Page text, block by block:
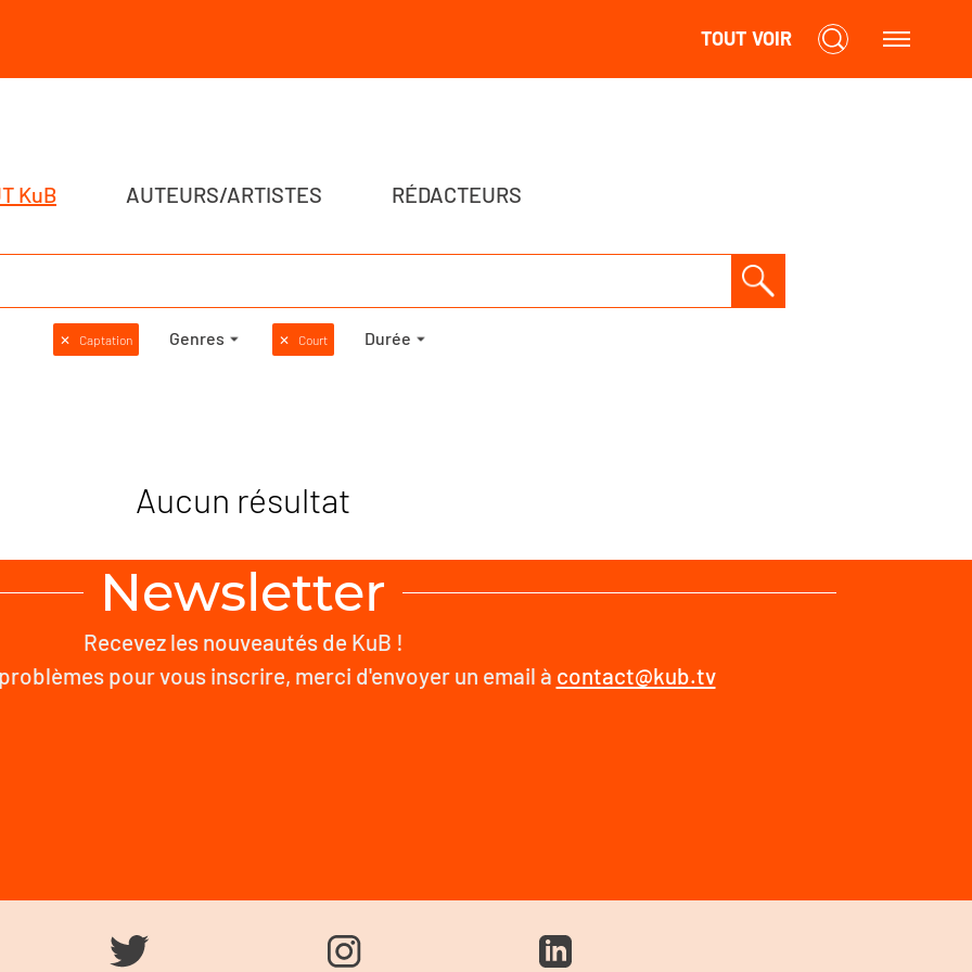
TOUT VOIR
KuB AUTEURS/ARTISTES RÉDACTEURS
✕ Captation Genres ✕ Court Durée
Aucun résultat
Newsletter
Recevez les nouveautés de KuB !
pour vous inscrire, merci d'envoyer un email à contact@kub.tv